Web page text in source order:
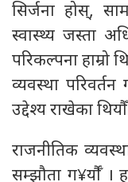
सिर्जना होस्,
स्वास्थ्य जस्ता
परिकल्पना हाम्रो
व्यवस्था
उद्देश्य राखेका
राजनीतिक
सम्झौता ग¥र्यौँ